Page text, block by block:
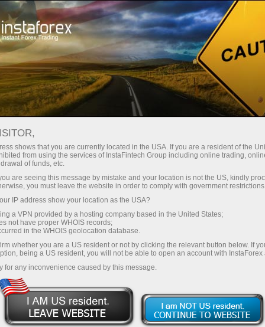
ТОРГІВЕЛЬНІ МАРКИ ГК
ІНСТАФИНТЕХ
Ім'я ІнстаФорекс має статус відомого бренду на
світовому ринку Форекс-послуг, що дає нам право
пишатися своїми досягненнями і захищати права
на торгівельні марки на юридичній основі.
Постійно розширюючи межі можливостей наших
клієнтів і партнерів, компанія створює унікальні
продукти та послуги, які отримують власні імена,
що також підлягають законному захисту. Так,
shows that you are currently located in the USA. If you are a resident of the
from using the services of InstaFintech Group including online trading,
of funds, etc.
are seeing this message by mistake and your location is not the US, kindly
you must leave the website in order to comply with government
IP address show your location as the USA?
a VPN provided by a hosting company based in the United States;
not have proper WHOIS records;
in the WHOIS geolocation database.
whether you are a US resident or not by clicking the relevant button below. If
being a US resident, you will not be able to open an account with InstaForex
for any inconvenience caused by this message.